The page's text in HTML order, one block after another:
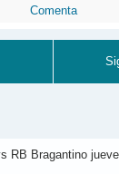
Comenta
RB Bragantino